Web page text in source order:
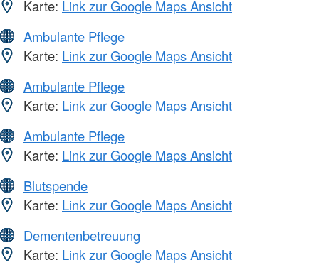
Karte: Link zur Google Maps Ansicht
Ambulante Pflege
Karte: Link zur Google Maps Ansicht
Ambulante Pflege
Karte: Link zur Google Maps Ansicht
Ambulante Pflege
Karte: Link zur Google Maps Ansicht
Blutspende
Karte: Link zur Google Maps Ansicht
Dementenbetreuung
Karte: Link zur Google Maps Ansicht